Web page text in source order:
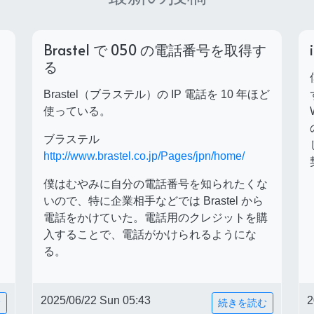
Brastel で 050 の電話番号を取得す
る
Brastel（ブラステル）の IP 電話を 10 年ほど
使っている。
ブラステル
http://www.brastel.co.jp/Pages/jpn/home/
僕はむやみに自分の電話番号を知られたくな
いので、特に企業相手などでは Brastel から
電話をかけていた。電話用のクレジットを購
入することで、電話がかけられるようにな
る。
2025/06/22 Sun 05:43 続きを読む